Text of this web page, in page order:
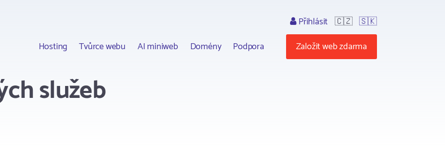
Hosting Tvůrce webu AI miniweb Domény Podpora
Přihlásit 🇨🇿 🇸🇰
Založit web zdarma
služeb